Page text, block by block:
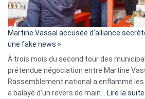
Martine Vassal accusée d’alliance
une fake news »
À trois mois du second tour des
prétendue négociation entre Martine
Rassemblement national a enflammé
a balayé d’un revers de main…
Lire la suite